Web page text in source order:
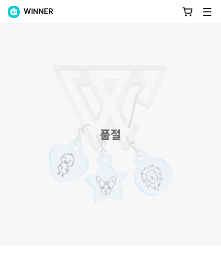
WINNER
품절